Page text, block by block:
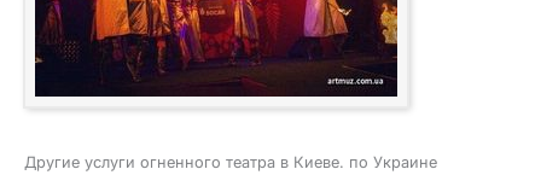
Другие услуги огненного театра в Киеве. по Украине